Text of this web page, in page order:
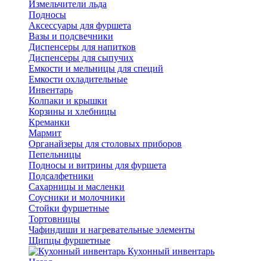
Измельчители льда
Подносы
Аксессуары для фуршета
Вазы и подсвечники
Диспенсеры для напитков
Диспенсеры для сыпучих
Емкости и мельницы для специй
Емкости охладительные
Инвентарь
Колпаки и крышки
Корзины и хлебницы
Креманки
Мармит
Органайзеры для столовых приборов
Пепельницы
Подносы и витрины для фуршета
Подсалфетники
Сахарницы и масленки
Соусники и молочники
Стойки фуршетные
Тортовницы
Чафиндиши и нагревательные элементы
Щипцы фуршетные
Кухонный инвентарь